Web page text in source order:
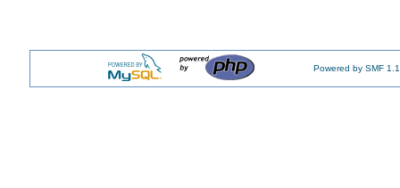
Powered by SMF